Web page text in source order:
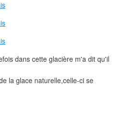
dans cette glacière m'a dit qu'il
la glace naturelle,celle-ci se